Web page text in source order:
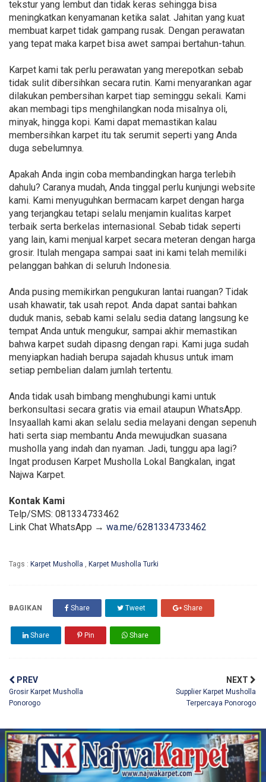
tekstur yang lembut dan tidak keras sehingga bisa
meningkatkan kenyamanan ketika salat. Jahitan yang kuat
membuat karpet tidak gampang rusak. Dengan perawatan
yang tepat maka karpet bisa awet sampai bertahun-tahun.
Karpet kami tak perlu perawatan yang merepotkan sebab
tidak sulit dibersihkan secara rutin. Kami menyarankan agar
dilakukan pembersihan karpet tiap seminggu sekali. Kami
akan membagi tips menghilangkan noda misalnya oli,
minyak, hingga kopi. Kami dapat memastikan kalau
membersihkan karpet itu tak serumit seperti yang Anda
duga sebelumnya.
Apakah Anda ingin coba membandingkan harga terlebih
dahulu? Caranya mudah, Anda tinggal perlu kunjungi website
kami. Kami menyuguhkan bermacam karpet dengan harga
yang terjangkau tetapi selalu menjamin kualitas karpet
terbaik serta berkelas internasional. Sebab tidak seperti
yang lain, kami menjual karpet secara meteran dengan harga
grosir. Itulah mengapa sampai saat ini kami telah memiliki
pelanggan bahkan di seluruh Indonesia.
Anda pusing memikirkan pengukuran lantai ruangan? Tidak
usah khawatir, tak usah repot. Anda dapat santai bahkan
duduk manis, sebab kami selalu sedia datang langsung ke
tempat Anda untuk mengukur, sampai akhir memastikan
bahwa karpet sudah dipasng dengan rapi. Kami juga sudah
menyiapkan hadiah berupa sajadah khusus untuk imam
setiap pembelian dalam jumlah tertentu.
Anda tidak usah bimbang menghubungi kami untuk
berkonsultasi secara gratis via email ataupun WhatsApp.
Insyaallah kami akan selalu sedia melayani dengan sepenuh
hati serta siap membantu Anda mewujudkan suasana
musholla yang indah dan nyaman. Jadi, tunggu apa lagi?
Ingat produsen Karpet Musholla Lokal Bangkalan, ingat
Najwa Karpet.
Kontak Kami
Telp/SMS: 081334733462
Link Chat WhatsApp → wa.me/6281334733462
Tags : Karpet Musholla , Karpet Musholla Turki
BAGIKAN Share Tweet Share
Share Pin Share
PREV
Grosir Karpet Musholla
Ponorogo
NEXT
Supplier Karpet Musholla
Terpercaya Ponorogo